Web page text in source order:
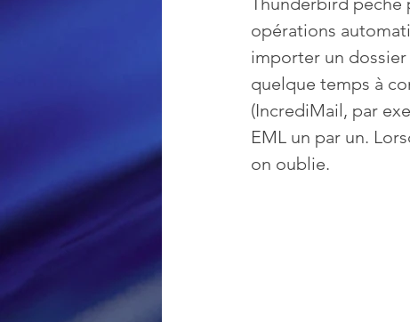
Loisir et divertissement
Occupation disque
opérations
importer un
quelque temps à
(IncrediMail, par
EML un par un.
on oublie.